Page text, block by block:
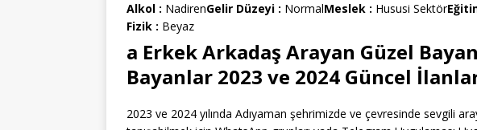
Alkol : NadirenGelir Düzeyi : NormalMeslek : Hususi Sektör
Fizik : Beyaz
a Erkek Arkadaş Arayan Güzel
Bayanlar 2023 ve 2024 Güncel
2023 ve 2024 yılında Adıyaman şehrimizde ve çevresinde sevgili